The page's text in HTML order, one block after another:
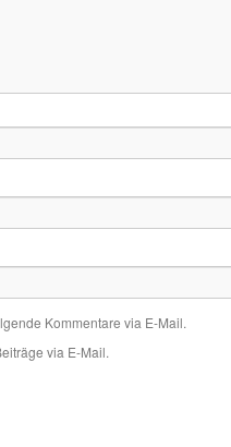
Kommentare via E-Mail.
via E-Mail.